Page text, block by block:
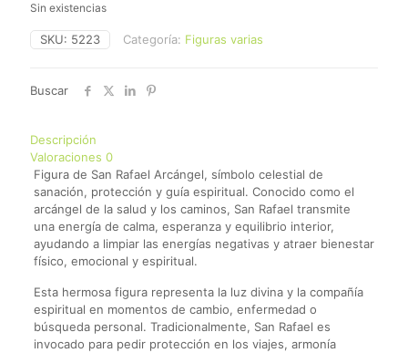
Sin existencias
SKU: 5223 Categoría: Figuras varias
Buscar
Descripción
Valoraciones 0
Figura de San Rafael Arcángel, símbolo celestial de
sanación, protección y guía espiritual. Conocido como el
arcángel de la salud y los caminos, San Rafael transmite
una energía de calma, esperanza y equilibrio interior,
ayudando a limpiar las energías negativas y atraer bienestar
físico, emocional y espiritual.
Esta hermosa figura representa la luz divina y la compañía
espiritual en momentos de cambio, enfermedad o
búsqueda personal. Tradicionalmente, San Rafael es
invocado para pedir protección en los viajes, armonía